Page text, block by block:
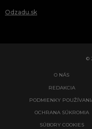
Odzadu.sk
©
O NÁS
REDAKCIA
PODMIENKY
OCHRANA SÚKROMIA
SÚBORY COOKIES